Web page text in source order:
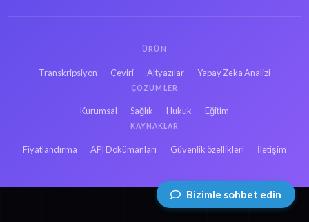
ÜRÜN
Transkripsiyon Çeviri Altyazılar Yapay Zeka Analizi
ÇÖZÜMLER
Kurumsal Sağlık Hukuk Eğitim
KAYNAKLAR
Fiyatlandırma API Dokümanları Güvenlik özellikleri İletişim
Bizimle sohbet edin